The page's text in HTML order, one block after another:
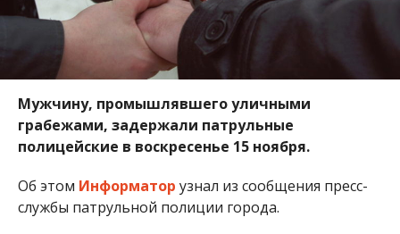
Мужчину, промышлявшего уличными
грабежами, задержали патрульные
полицейские в воскресенье 15 ноября.
Об этом Информатор узнал из сообщения пресс-
службы патрульной полиции города.